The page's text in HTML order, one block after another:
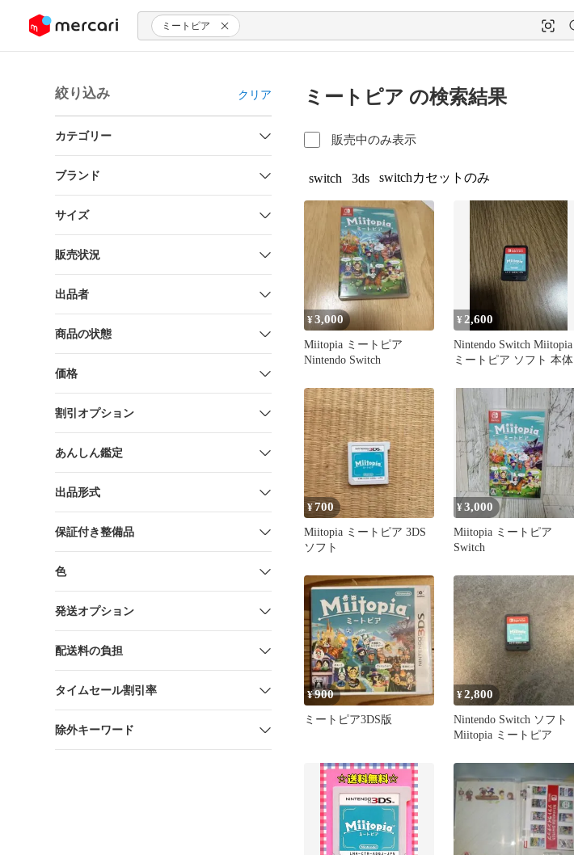
ツにスキップ ミートピア
絞り込み クリア
カテゴリー
ブランド
サイズ
販売状況
出品者
商品の状態
価格
割引オプション
あんしん鑑定
出品形式
保証付き整備品
色
発送オプション
配送料の負担
タイムセール割引率
除外キーワード
ミートピア の検索結果
販売中のみ表示
switch 3ds switchカセットのみ
¥3,000
Miitopia ミートピア
Nintendo Switch
¥ 2,600
Nintendo Switch Miitopia
ミートピア ソフト 本体
¥700
Miitopia ミートピア 3DS
ソフト
¥3,000
Miitopia ミートピア
Switch
¥900
ミートピア3DS版
¥2,800
Nintendo Switch ソフト
Miitopia ミートピア